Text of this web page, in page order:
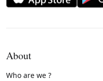
About
Who are we ?